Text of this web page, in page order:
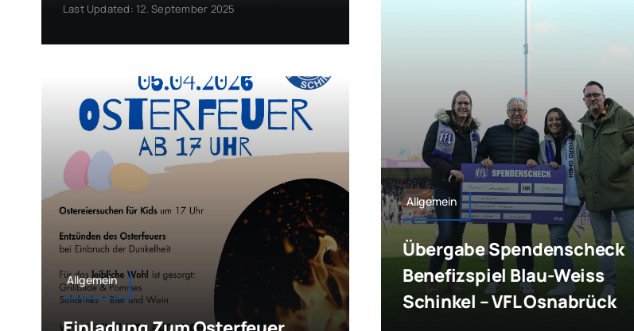
Last Updated: 12. September 2025
Allgemein
Übergabe Spendenscheck
Benefizspiel Blau-Weiss
Schinkel – VFL Osnabrück
Allgemein